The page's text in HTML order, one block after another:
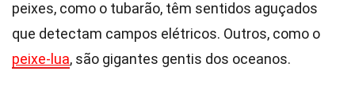
peixes, como o tubarão, têm sentidos aguçados
que detectam campos elétricos. Outros, como o
peixe-lua, são gigantes gentis dos oceanos.